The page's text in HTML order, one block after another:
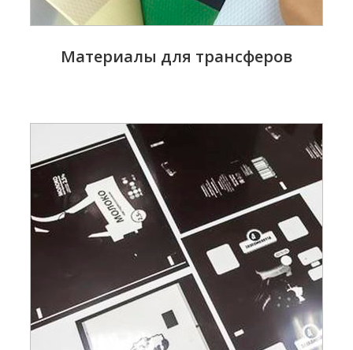
Материалы для трансферов